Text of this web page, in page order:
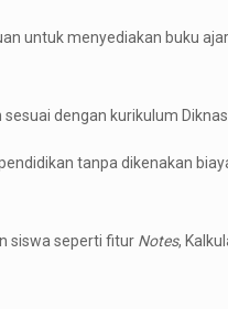
untuk menyediakan buku
dengan kurikulum
tanpa dikenakan
siswa seperti fitur Notes,